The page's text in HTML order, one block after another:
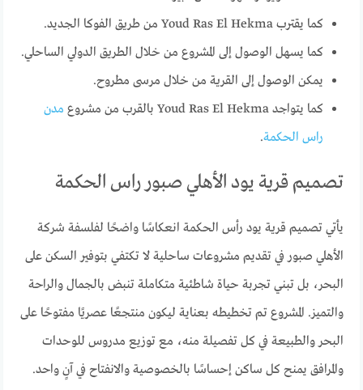
كما يقترب Youd Ras El Hekma من طريق الفوكا الجديد.
كما يسهل الوصول إلى المشروع من خلال الطريق الدولي الساحلي.
يمكن الوصول إلى القرية من خلال مرسى مطروح.
كما يتواجد Youd Ras El Hekma بالقرب من مشروع
مدن
راس الحكمة.
تصميم قرية يود الأهلي صبور راس الحكمة
يأتي تصميم قرية يود رأس الحكمة انعكاسًا واضحًا لفلسفة شركة
الأهلي صبور في تقديم مشروعات ساحلية لا تكتفي بتوفير السكن على
البحر، بل تبني تجربة حياة شاطئية متكاملة تنبض بالجمال والراحة
والتميز. المشروع تم تخطيطه بعناية ليكون منتجعًا عصريًا مفتوحًا على
البحر والطبيعة في كل تفصيلة منه، مع توزيع مدروس للوحدات
والمرافق يمنح كل ساكن إحساسًا بالخصوصية والانفتاح في آنٍ واحد.